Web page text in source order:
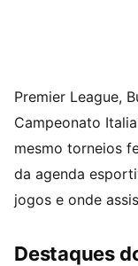
Premier League,
Campeonato
mesmo torneios
da agenda
jogos e onde
Destaques